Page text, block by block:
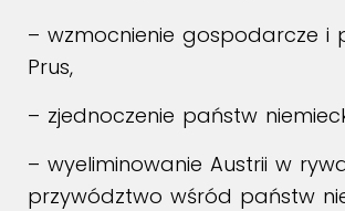
– wzmocnienie gospodarcze i
Prus,
– zjednoczenie państw
– wyeliminowanie Austrii w
przywództwo wśród państw